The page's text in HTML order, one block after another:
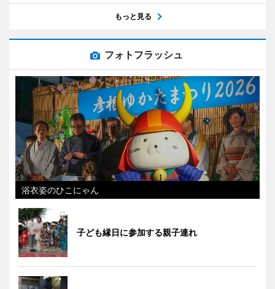
もっと見る
フォトフラッシュ
浴衣姿のひこにゃん
子ども縁日に参加する親子連れ